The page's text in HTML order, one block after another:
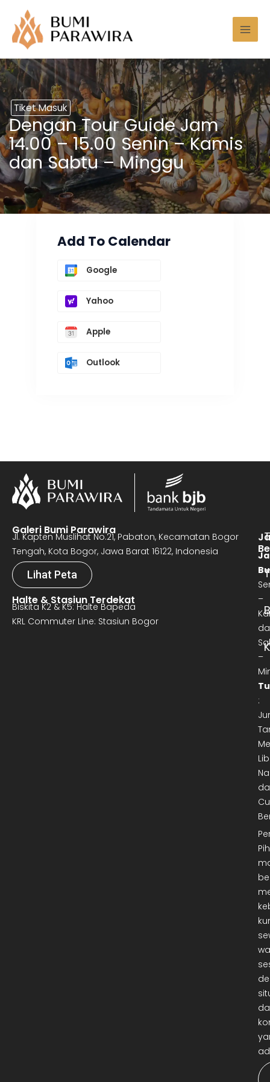
konten
Tiket Masuk
Dengan Tour Guide Jam
14.00 – 15.00 Senin – Kamis
dan Sabtu – Minggu
Add To Calendar
Google
Yahoo
Apple
Outlook
Galeri Bumi Parawira
Jl. Kapten Muslihat No.21, Pabaton, Kecamatan Bogor
Tengah, Kota Bogor, Jawa Barat 16122, Indonesia
Lihat Peta
Halte & Stasiun Terdekat
Biskita K2 & K5: Halte Bapeda
KRL Commuter Line: Stasiun Bogor
–
–
: